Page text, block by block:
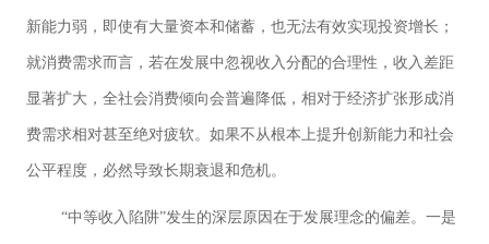
新能力弱，即使有大量资本和储蓄，也无法有效实现投资增长；
就消费需求而言，若在发展中忽视收入分配的合理性，收入差距
显著扩大，全社会消费倾向会普遍降低，相对于经济扩张形成消
费需求相对甚至绝对疲软。如果不从根本上提升创新能力和社会
公平程度，必然导致长期衰退和危机。
“中等收入陷阱”发生的深层原因在于发展理念的偏差。一是